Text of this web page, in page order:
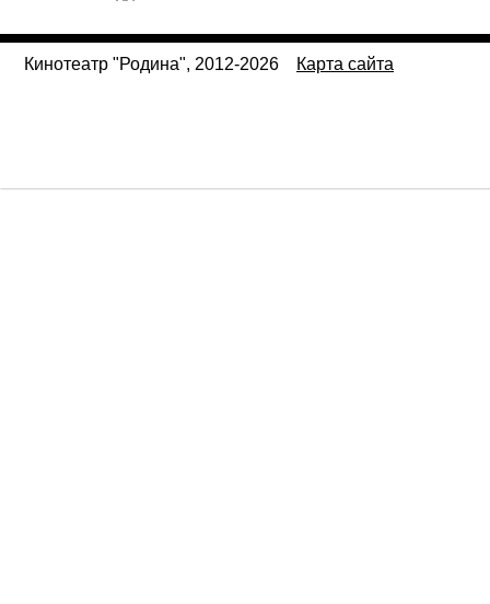
Кинотеатр "Родина", 2012-2026 Карта сайта